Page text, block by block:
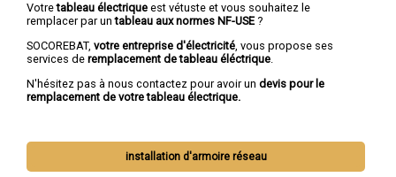
Votretableau électrique est vétuste et vous souhaitez le
remplacer par untableau aux normes NF-USE ?
SOCOREBAT, votre entreprise d'électricité, vous propose ses
services de remplacement de tableau éléctrique.
N'hésitez pas à nous contactez pour avoir un devis pour le
remplacement de votre tableau électrique.
installation d'armoire réseau